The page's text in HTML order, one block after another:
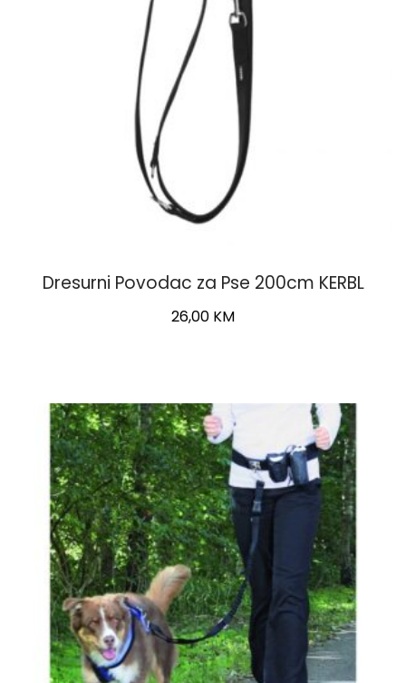
Dresurni Povodac za Pse 200cm KERBL
26,00 KM